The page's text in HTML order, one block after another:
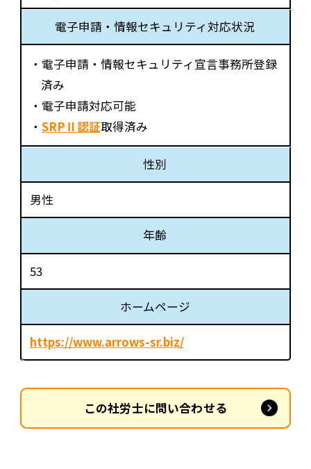
電子申請・情報セキュリティ対応状況
・電子申請・情報セキュリティ宣言事務所登録
済み
・電子申請対応可能
・ SRPⅡ認証取得済み
性別
男性
年齢
53
ホームページ
https://www.arrows-sr.biz/
この社労士に問い合わせる